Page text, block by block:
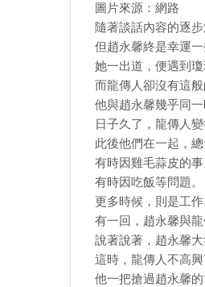
圖片來源：網路
隨著談話內容的逐
但趙永馨終是幸運一
她一出道，便遇到瓊
而龍傳人卻沒有這般
他與趙永馨幾乎同
日子久了，龍傳人變
此後他們在一起，總
有時因雞毛蒜皮的事
有時因吃飯等問題。
更多時候，則是工作
有一回，趙永馨與
說著說著，趙永馨大
這時，龍傳人不高興
他一把搶過趙永馨